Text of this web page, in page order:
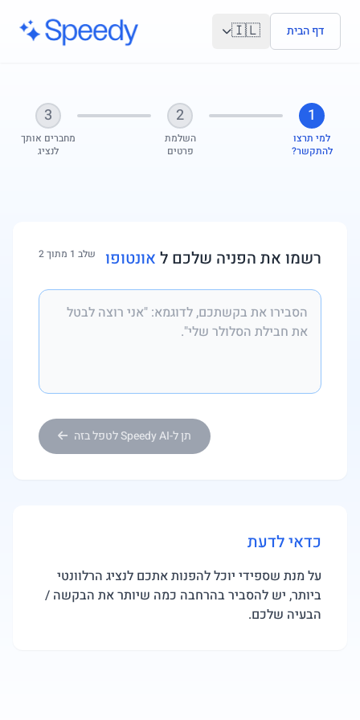
דלג לתוכן הראשי
דף הבית 🇮🇱
1
למי תרצו
להתקשר?
2
השלמת
פרטים
3
מחברים אותך
לנציג
רשמו את הפניה שלכם ל אונטופו שלב 1 מתוך 2
תן ל-Speedy AI לטפל בזה
כדאי לדעת
על מנת שספידי יוכל להפנות אתכם לנציג הרלוונטי
ביותר, יש להסביר בהרחבה כמה שיותר את הבקשה /
הבעיה שלכם.